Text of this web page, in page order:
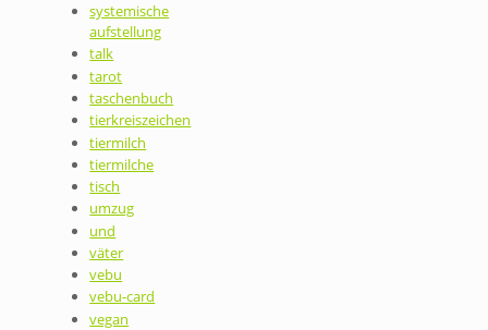
systemische
aufstellung
talk
tarot
taschenbuch
tierkreiszeichen
tiermilch
tiermilche
tisch
umzug
und
väter
vebu
vebu-card
vegan